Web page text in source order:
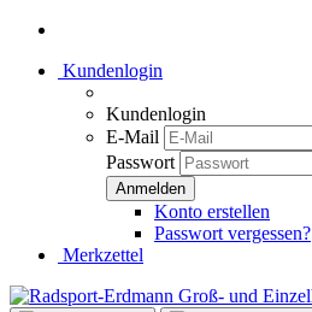
Kundenlogin
Kundenlogin
E-Mail
Passwort
Konto erstellen
Passwort vergessen?
Merkzettel